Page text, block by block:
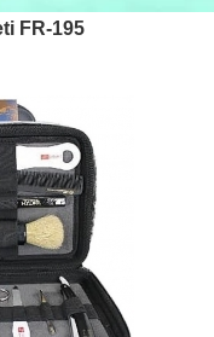
FR-195